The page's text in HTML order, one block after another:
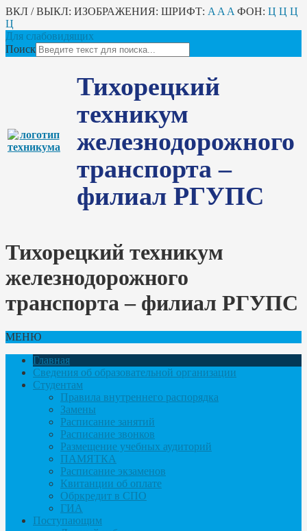
ВКЛ / ВЫКЛ: ИЗОБРАЖЕНИЯ: ШРИФТ: A A A ФОН: Ц Ц Ц
Ц
Для слабовидящих
Поиск
Тихорецкий
техникум
железнодорожного
транспорта –
филиал РГУПС
Тихорецкий техникум
железнодорожного
транспорта – филиал РГУПС
МЕНЮ
Главная
Сведения об образовательной организации
Студентам
Правила внутреннего распорядка
Замены
Расписание занятий
Расписание звонков
Размещение учебных аудиторий
ПАМЯТКА
Расписание экзаменов
Квитанции об оплате
Обркредит в СПО
ГИА
Поступающим